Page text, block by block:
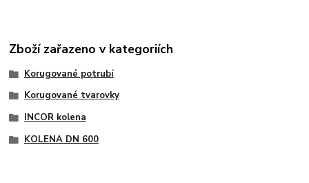
Zboží zařazeno v kategoriích
Korugované potrubí
Korugované tvarovky
INCOR kolena
KOLENA DN 600